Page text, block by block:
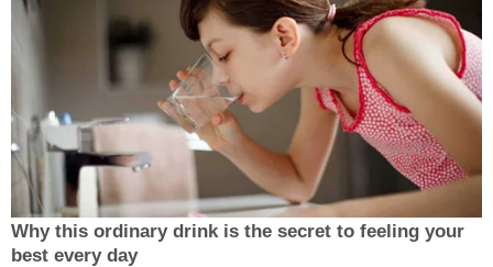
Why this ordinary drink is the secret to feeling your
best every day